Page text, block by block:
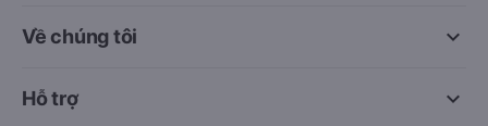
keyboard_arrow_down
Về chúng tôi
keyboard_arrow_down
Hỗ trợ